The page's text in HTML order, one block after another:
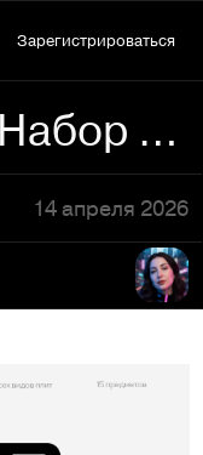
Зарегистрироваться
Инфографика "Набор посуды"
14 апреля 2026